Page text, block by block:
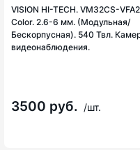
VISION HI-TECH. VM32CS-
Color. 2.6-6 мм. (Модульная/
Бескорпусная). 540 Твл.
видеонаблюдения.
3500 руб. /шт.